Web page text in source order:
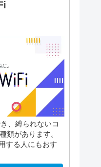
、縛られないコ
類があります。
する人にもおす